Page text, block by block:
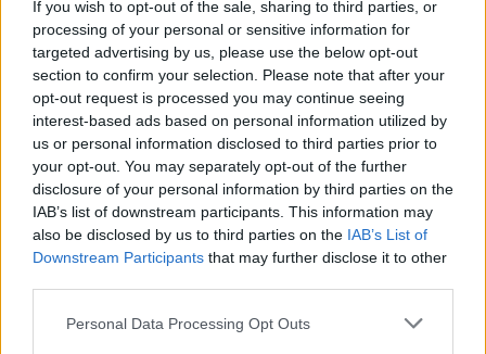
If you wish to opt-out of the sale, sharing to third parties, or
processing of your personal or sensitive information for
targeted advertising by us, please use the below opt-out
section to confirm your selection. Please note that after your
opt-out request is processed you may continue seeing
interest-based ads based on personal information utilized by
us or personal information disclosed to third parties prior to
your opt-out. You may separately opt-out of the further
disclosure of your personal information by third parties on the
IAB’s list of downstream participants. This information may
also be disclosed by us to third parties on the IAB’s List of
Downstream Participants that may further disclose it to other
Personal Data Processing Opt Outs
La présente page de téléchargement a été vue 1540 fois depuis
l'envoi du fichier
Page de téléchargement
https://www.petit-fichier.fr/2011/06/01/cv/ Copier
Partager le fichier CV.pdf sur le
Web et les réseaux sociaux: